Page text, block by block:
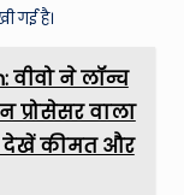
गई है।
वीवो ने लॉन्च
प्रोसेसर वाला
देखें कीमत और